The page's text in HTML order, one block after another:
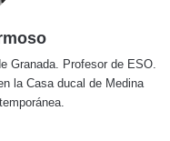
Granada. Profesor de ESO.
la Casa ducal de Medina